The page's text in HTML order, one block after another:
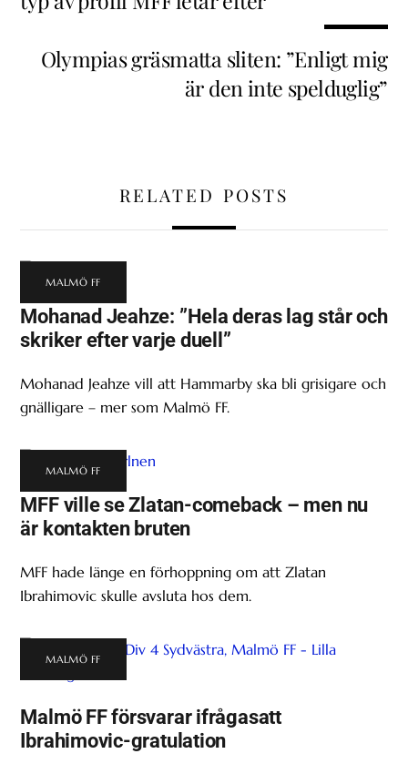
Olympias gräsmatta sliten: ”Enligt mig
är den inte spelduglig”
RELATED POSTS
MALMÖ FF
Mohanad Jeahze: ”Hela deras lag står och
skriker efter varje duell”
Mohanad Jeahze vill att Hammarby ska bli grisigare och
gnälligare – mer som Malmö FF.
MALMÖ FF
MFF ville se Zlatan-comeback – men nu
är kontakten bruten
MFF hade länge en förhoppning om att Zlatan
Ibrahimovic skulle avsluta hos dem.
MALMÖ FF
Malmö FF försvarar ifrågasatt
Ibrahimovic-gratulation